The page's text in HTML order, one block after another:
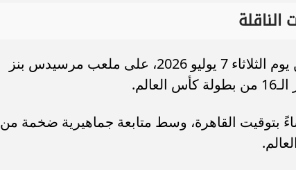
الناقلة
ومن المقرر أن تقام مباراة مصر والأرجنتين يوم الثلاثاء 7 يوليو 2026، على ملعب مرسيدس بنز
بتوقيت القاهرة، وسط متابعة جماهيرية ضخمة من